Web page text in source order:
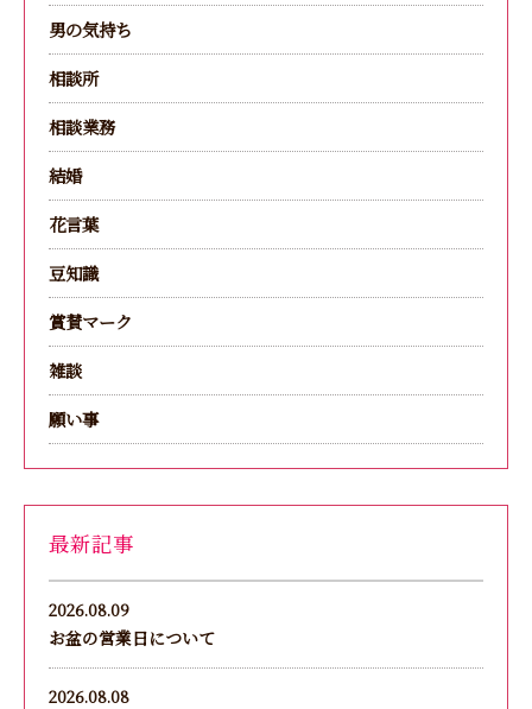
男の気持ち
相談所
相談業務
結婚
花言葉
豆知識
賞賛マーク
雑談
願い事
最新記事
2026.08.09
お盆の営業日について
2026.08.08